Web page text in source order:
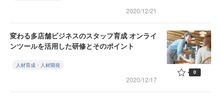
2020/12/21
変わる多店舗ビジネスのスタッフ育成 オンライ
ンツールを活用した研修とそのポイント
人材育成・人材開発
2020/12/17
0